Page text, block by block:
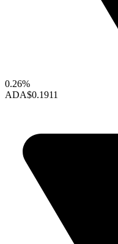
0.26%
ADA$0.1911